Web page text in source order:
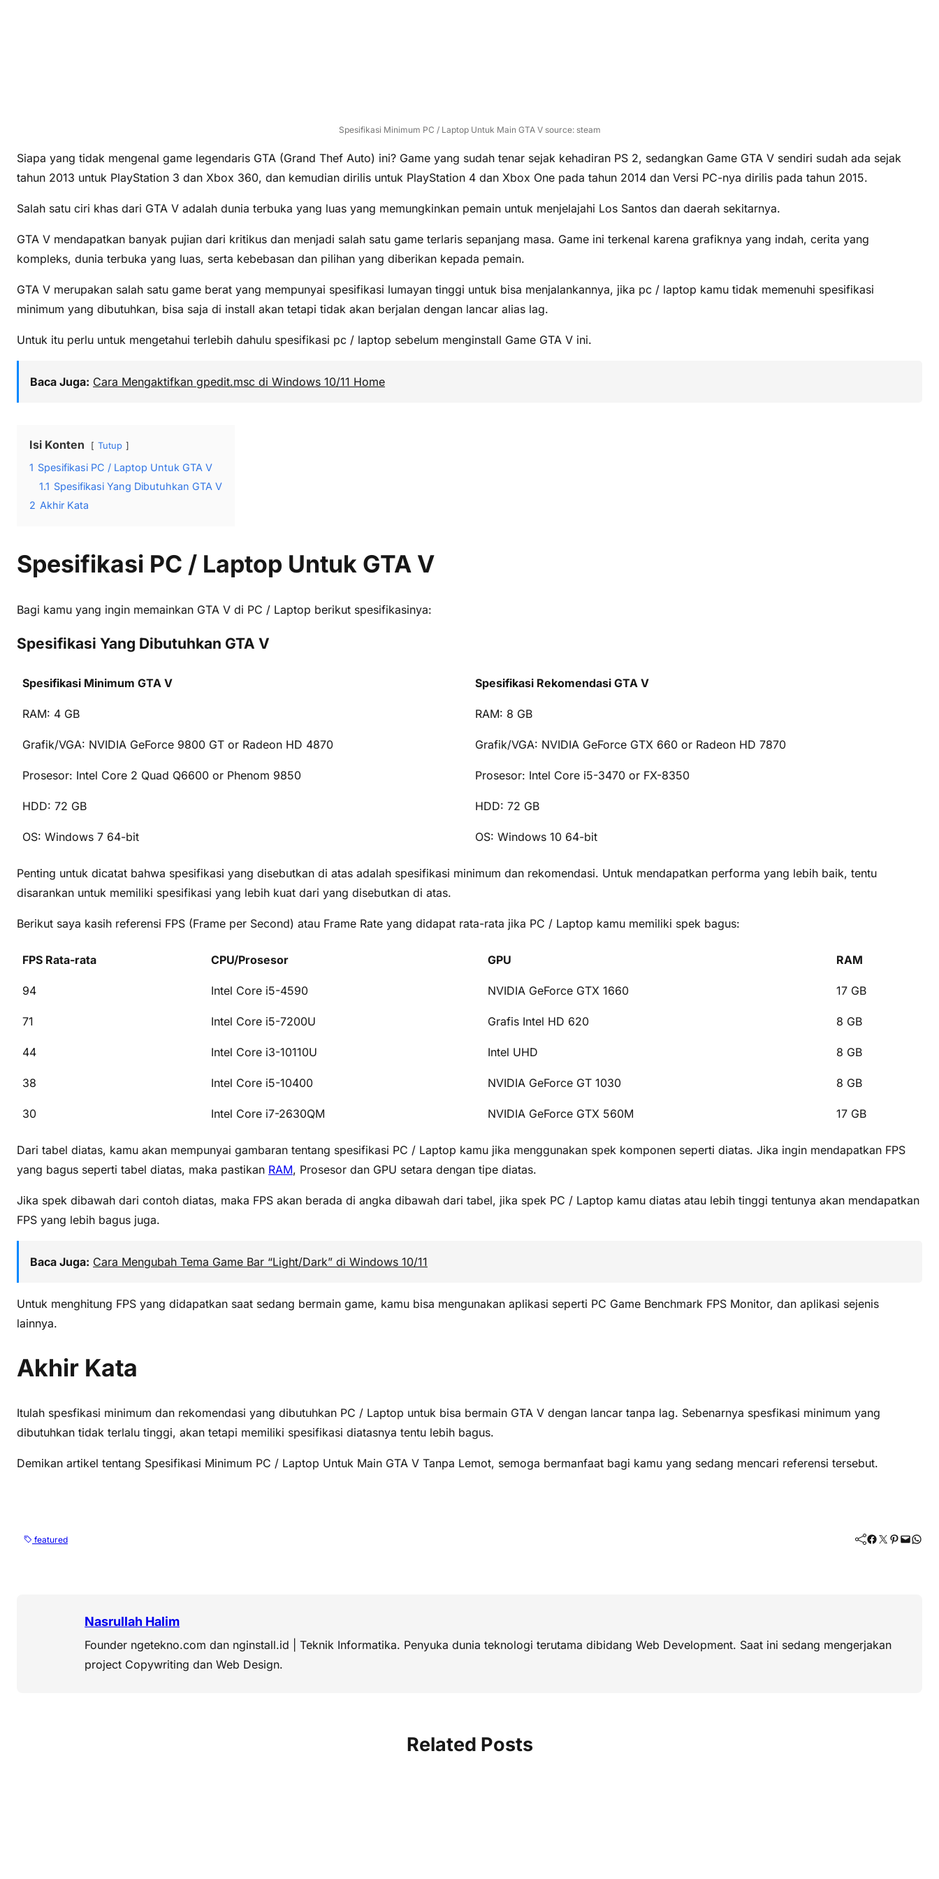
Spesifikasi Minimum PC / Laptop Untuk Main GTA V source: steam
Siapa yang tidak mengenal game legendaris GTA (Grand Thef Auto) ini? Game yang sudah tenar sejak kehadiran PS 2, sedangkan Game GTA V sendiri sudah ada sejak
tahun 2013 untuk PlayStation 3 dan Xbox 360, dan kemudian dirilis untuk PlayStation 4 dan Xbox One pada tahun 2014 dan Versi PC-nya dirilis pada tahun 2015.
Salah satu ciri khas dari GTA V adalah dunia terbuka yang luas yang memungkinkan pemain untuk menjelajahi Los Santos dan daerah sekitarnya.
GTA V mendapatkan banyak pujian dari kritikus dan menjadi salah satu game terlaris sepanjang masa. Game ini terkenal karena grafiknya yang indah, cerita yang
kompleks, dunia terbuka yang luas, serta kebebasan dan pilihan yang diberikan kepada pemain.
GTA V merupakan salah satu game berat yang mempunyai spesifikasi lumayan tinggi untuk bisa menjalankannya, jika pc / laptop kamu tidak memenuhi spesifikasi
minimum yang dibutuhkan, bisa saja di install akan tetapi tidak akan berjalan dengan lancar alias lag.
Untuk itu perlu untuk mengetahui terlebih dahulu spesifikasi pc / laptop sebelum menginstall Game GTA V ini.
Baca Juga: Cara Mengaktifkan gpedit.msc di Windows 10/11 Home
Isi Konten Tutup
1 Spesifikasi PC / Laptop Untuk GTA V
1.1 Spesifikasi Yang Dibutuhkan GTA V
2 Akhir Kata
Spesifikasi PC / Laptop Untuk GTA V
Bagi kamu yang ingin memainkan GTA V di PC / Laptop berikut spesifikasinya:
Spesifikasi Yang Dibutuhkan GTA V
Spesifikasi Minimum GTA V Spesifikasi Rekomendasi GTA V
RAM: 4 GB RAM: 8 GB
Grafik/VGA: NVIDIA GeForce 9800 GT or Radeon HD 4870 Grafik/VGA: NVIDIA GeForce GTX 660 or Radeon HD 7870
Prosesor: Intel Core 2 Quad Q6600 or Phenom 9850 Prosesor: Intel Core i5-3470 or FX-8350
HDD: 72 GB HDD: 72 GB
OS: Windows 7 64-bit OS: Windows 10 64-bit
Penting untuk dicatat bahwa spesifikasi yang disebutkan di atas adalah spesifikasi minimum dan rekomendasi. Untuk mendapatkan performa yang lebih baik, tentu
disarankan untuk memiliki spesifikasi yang lebih kuat dari yang disebutkan di atas.
Berikut saya kasih referensi FPS (Frame per Second) atau Frame Rate yang didapat rata-rata jika PC / Laptop kamu memiliki spek bagus:
FPS Rata-rata CPU/Prosesor GPU RAM
94 Intel Core i5-4590 NVIDIA GeForce GTX 1660 17 GB
71 Intel Core i5-7200U Grafis Intel HD 620 8 GB
44 Intel Core i3-10110U Intel UHD 8 GB
38 Intel Core i5-10400 NVIDIA GeForce GT 1030 8 GB
30 Intel Core i7-2630QM NVIDIA GeForce GTX 560M 17 GB
Dari tabel diatas, kamu akan mempunyai gambaran tentang spesifikasi PC / Laptop kamu jika menggunakan spek komponen seperti diatas. Jika ingin mendapatkan FPS
yang bagus seperti tabel diatas, maka pastikan RAM, Prosesor dan GPU setara dengan tipe diatas.
Jika spek dibawah dari contoh diatas, maka FPS akan berada di angka dibawah dari tabel, jika spek PC / Laptop kamu diatas atau lebih tinggi tentunya akan mendapatkan
FPS yang lebih bagus juga.
Baca Juga: Cara Mengubah Tema Game Bar “Light/Dark” di Windows 10/11
Untuk menghitung FPS yang didapatkan saat sedang bermain game, kamu bisa mengunakan aplikasi seperti PC Game Benchmark FPS Monitor, dan aplikasi sejenis
lainnya.
Akhir Kata
Itulah spesfikasi minimum dan rekomendasi yang dibutuhkan PC / Laptop untuk bisa bermain GTA V dengan lancar tanpa lag. Sebenarnya spesfikasi minimum yang
dibutuhkan tidak terlalu tinggi, akan tetapi memiliki spesifikasi diatasnya tentu lebih bagus.
Demikan artikel tentang Spesifikasi Minimum PC / Laptop Untuk Main GTA V Tanpa Lemot, semoga bermanfaat bagi kamu yang sedang mencari referensi tersebut.
featured Facebook Twitter Pinterest Mail WhatsApp
Nasrullah Halim
Founder ngetekno.com dan nginstall.id | Teknik Informatika. Penyuka dunia teknologi terutama dibidang Web Development. Saat ini sedang mengerjakan
project Copywriting dan Web Design.
Related Posts